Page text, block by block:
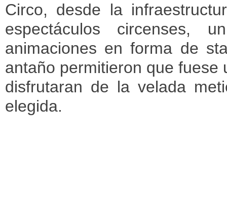
Circo, desde la
espectáculos circenses,
animaciones en forma de
antaño permitieron que
disfrutaran de la velada
elegida.